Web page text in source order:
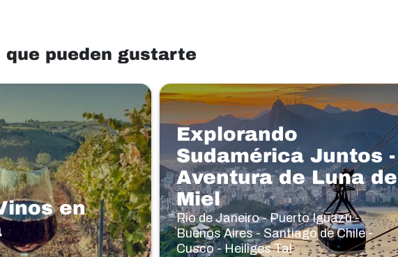
que pueden gustarte
en
Explorando
Sudamérica Juntos -
Aventura de Luna de
Miel
Rio de Janeiro - Puerto Iguazú -
Buenos Aires - Santiago de Chile -
Cusco - Heiliges Tal